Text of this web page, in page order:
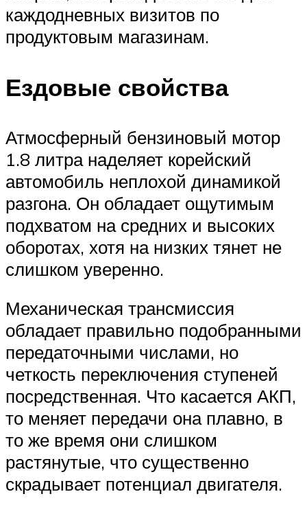
каждодневных визитов по
продуктовым магазинам.
Ездовые свойства
Атмосферный бензиновый мотор
1.8 литра наделяет корейский
автомобиль неплохой динамикой
разгона. Он обладает ощутимым
подхватом на средних и высоких
оборотах, хотя на низких тянет не
слишком уверенно.
Механическая трансмиссия
обладает правильно подобранными
передаточными числами, но
четкость переключения ступеней
посредственная. Что касается АКП,
то меняет передачи она плавно, в
то же время они слишком
растянутые, что существенно
скрадывает потенциал двигателя.